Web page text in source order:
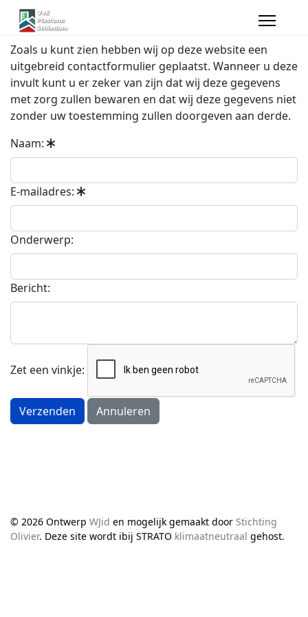
Zoals u kunt zien hebben wij op deze website een
uitgebreid contactformulier geplaatst. Wanneer u deze
invult kunt u er zeker van zijn dat wij deze gegevens
met zorg zullen bewaren en dat wij deze gegevens niet
zonder uw toestemming zullen doorgeven aan derde.
Naam:
E-mailadres:
Onderwerp:
Bericht:
Zet een vinkje:
Verzenden Annuleren
© 2026 Ontwerp WJid en mogelijk gemaakt door Stichting
Olivier. Deze site wordt ibij STRATO klimaatneutraal gehost.